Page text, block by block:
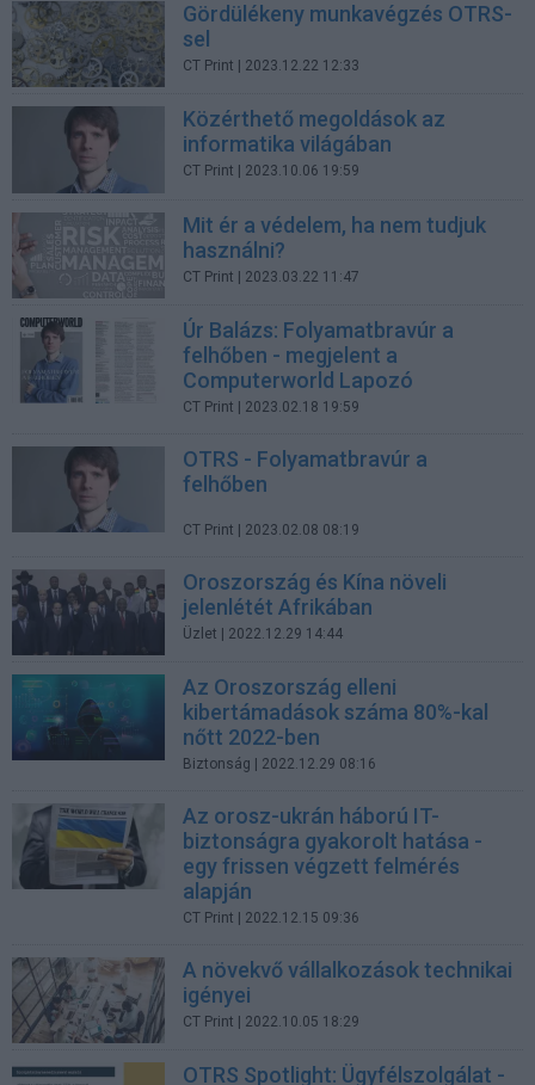
Gördülékeny munkavégzés OTRS-
sel
CT Print | 2023.12.22 12:33
Közérthető megoldások az
informatika világában
CT Print | 2023.10.06 19:59
Mit ér a védelem, ha nem tudjuk
használni?
CT Print | 2023.03.22 11:47
Úr Balázs: Folyamatbravúr a
felhőben - megjelent a
Computerworld Lapozó
CT Print | 2023.02.18 19:59
OTRS - Folyamatbravúr a
felhőben
CT Print | 2023.02.08 08:19
Oroszország és Kína növeli
jelenlétét Afrikában
Üzlet | 2022.12.29 14:44
Az Oroszország elleni
kibertámadások száma 80%-kal
nőtt 2022-ben
Biztonság | 2022.12.29 08:16
Az orosz-ukrán háború IT-
biztonságra gyakorolt hatása -
egy frissen végzett felmérés
alapján
CT Print | 2022.12.15 09:36
A növekvő vállalkozások technikai
igényei
CT Print | 2022.10.05 18:29
OTRS Spotlight: Ügyfélszolgálat -